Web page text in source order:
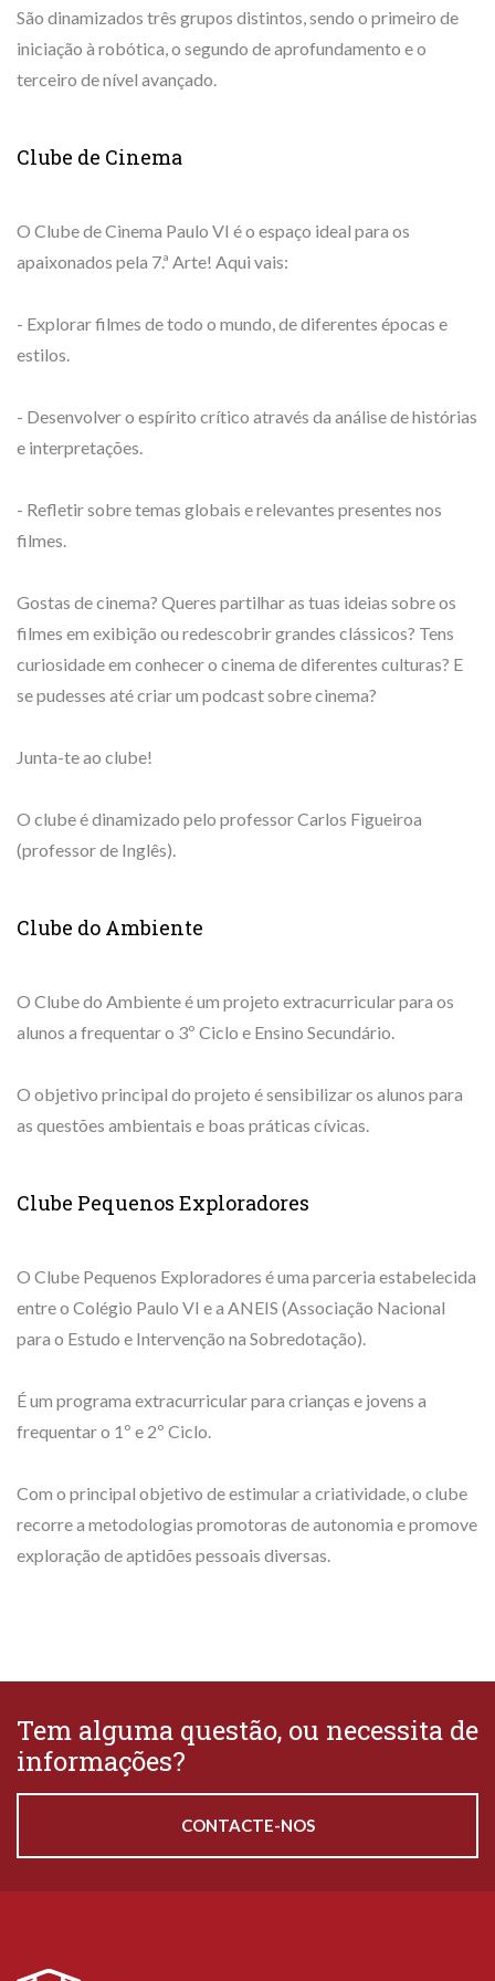
São dinamizados três grupos distintos, sendo o primeiro de
iniciação à robótica, o segundo de aprofundamento e o
terceiro de nível avançado.
Clube de Cinema
O Clube de Cinema Paulo VI é o espaço ideal para os
apaixonados pela 7.ª Arte! Aqui vais:
- Explorar filmes de todo o mundo, de diferentes épocas e
estilos.
- Desenvolver o espírito crítico através da análise de histórias
e interpretações.
- Refletir sobre temas globais e relevantes presentes nos
filmes.
Gostas de cinema? Queres partilhar as tuas ideias sobre os
filmes em exibição ou redescobrir grandes clássicos? Tens
curiosidade em conhecer o cinema de diferentes culturas? E
se pudesses até criar um podcast sobre cinema?
Junta-te ao clube!
O clube é dinamizado pelo professor Carlos Figueiroa
(professor de Inglês).
Clube do Ambiente
O Clube do Ambiente é um projeto extracurricular para os
alunos a frequentar o 3º Ciclo e Ensino Secundário.
O objetivo principal do projeto é sensibilizar os alunos para
as questões ambientais e boas práticas cívicas.
Clube Pequenos Exploradores
O Clube Pequenos Exploradores é uma parceria estabelecida
entre o Colégio Paulo VI e a ANEIS (Associação Nacional
para o Estudo e Intervenção na Sobredotação).
É um programa extracurricular para crianças e jovens a
frequentar o 1º e 2º Ciclo.
Com o principal objetivo de estimular a criatividade, o clube
recorre a metodologias promotoras de autonomia e promove
exploração de aptidões pessoais diversas.
Tem alguma questão, ou necessita de
informações?
CONTACTE-NOS